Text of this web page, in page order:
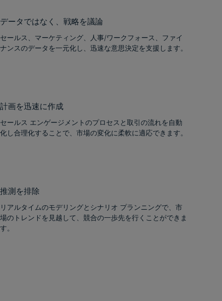
データではなく、戦略を議論
セールス、マーケティング、人事/ワークフォース、ファイ
ナンスのデータを一元化し、迅速な意思決定を支援します。
計画を迅速に作成
セールス エンゲージメントのプロセスと取引の流れを自動
化し合理化することで、市場の変化に柔軟に適応できます。
推測を排除
リアルタイムのモデリングとシナリオ プランニングで、市
場のトレンドを見越して、競合の一歩先を行くことができま
す。